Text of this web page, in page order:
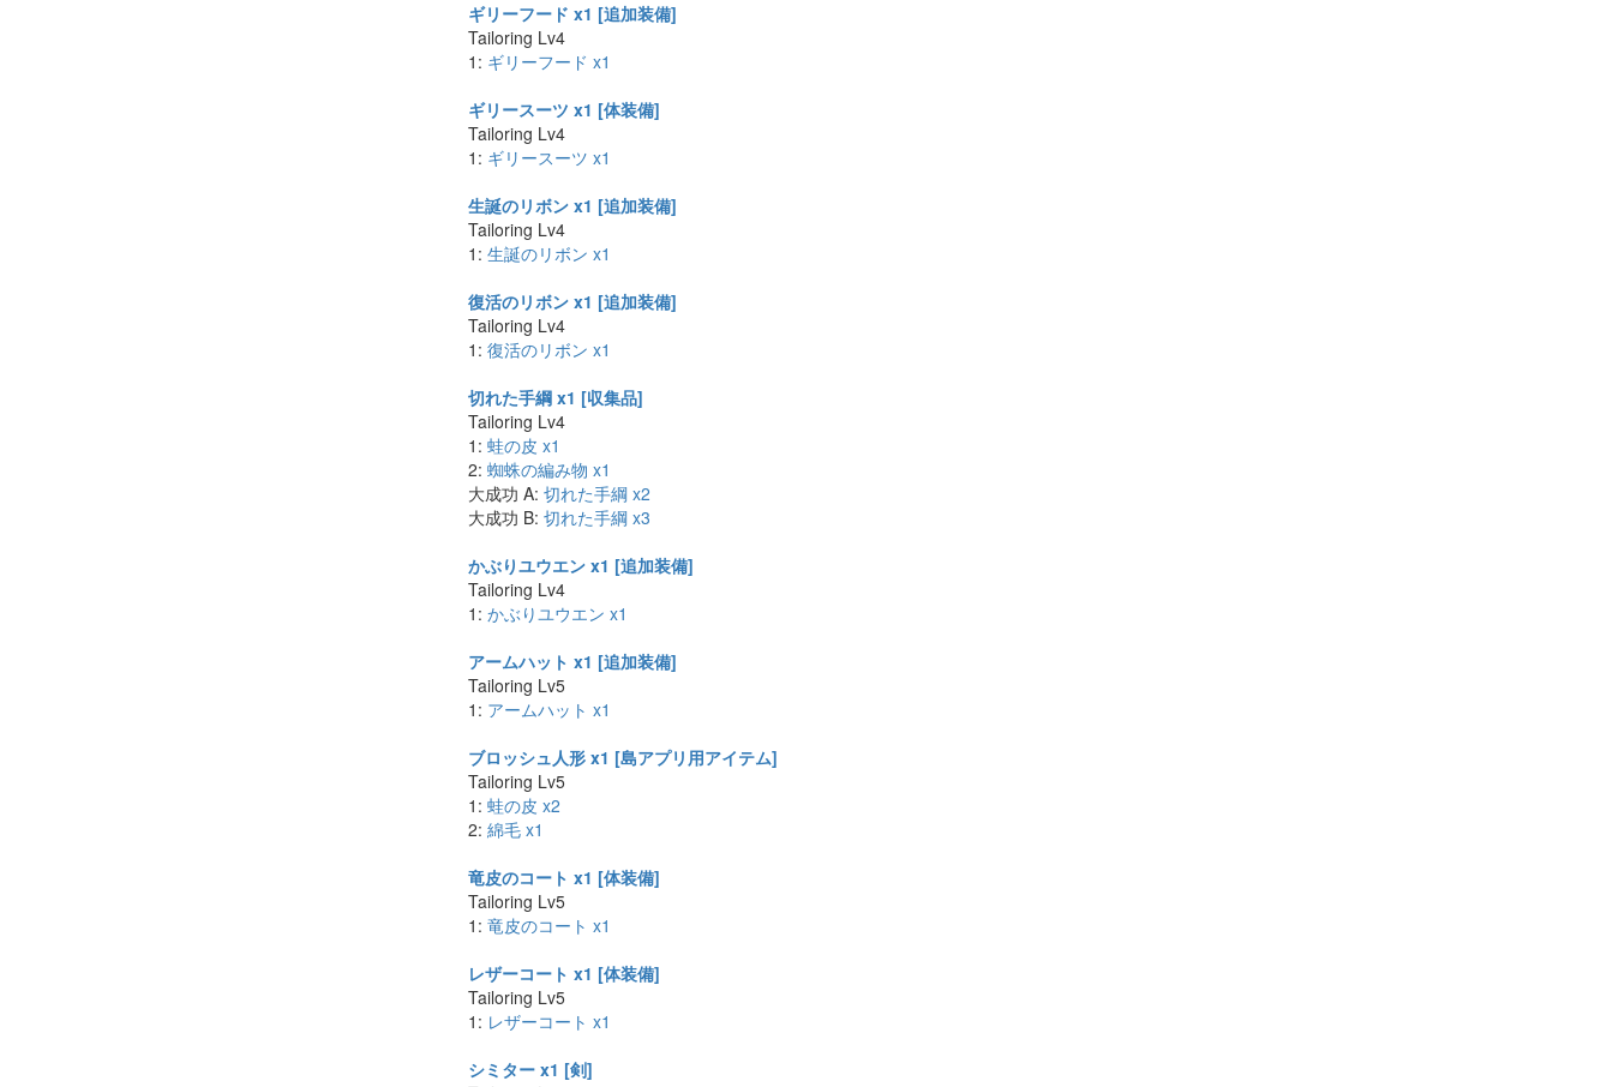
ギリーフード x1 [追加装備]
Tailoring Lv4
1: ギリーフード x1
ギリースーツ x1 [体装備]
Tailoring Lv4
1: ギリースーツ x1
生誕のリボン x1 [追加装備]
Tailoring Lv4
1: 生誕のリボン x1
復活のリボン x1 [追加装備]
Tailoring Lv4
1: 復活のリボン x1
切れた手綱 x1 [収集品]
Tailoring Lv4
1: 蛙の皮 x1
2: 蜘蛛の編み物 x1
大成功 A: 切れた手綱 x2
大成功 B: 切れた手綱 x3
かぶりユウエン x1 [追加装備]
Tailoring Lv4
1: かぶりユウエン x1
アームハット x1 [追加装備]
Tailoring Lv5
1: アームハット x1
ブロッシュ人形 x1 [島アプリ用アイテム]
Tailoring Lv5
1: 蛙の皮 x2
2: 綿毛 x1
竜皮のコート x1 [体装備]
Tailoring Lv5
1: 竜皮のコート x1
レザーコート x1 [体装備]
Tailoring Lv5
1: レザーコート x1
シミター x1 [剣]